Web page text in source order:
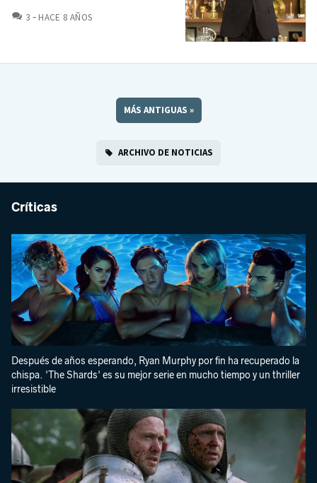
3 COMENTARIOS
HACE 8 AÑOS
MÁS ANTIGUAS »
ARCHIVO DE NOTICIAS
Críticas
Después de años esperando, Ryan Murphy por fin ha recuperado la
chispa. 'The Shards' es su mejor serie en mucho tiempo y un thriller
irresistible